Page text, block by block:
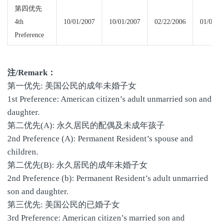
第四优先
4th
Preference
10/01/2007 10/01/2007 02/22/2006 01/03/
注/Remark：
第一优先: 美国公民的成年未婚子女
1st Preference: American citizen’s adult unmarried son and
daughter.
第二优先(A): 永久居民的配偶及未成年孩子
2nd Preference (A): Permanent Resident’s spouse and
children.
第二优先(B): 永久居民的成年未婚子女
2nd Preference (b): Permanent Resident’s adult unmarried
son and daughter.
第三优先: 美国公民的已婚子女
3rd Preference: American citizen’s married son and